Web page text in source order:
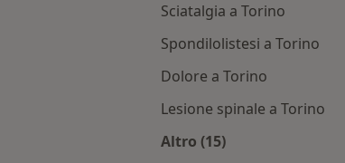
Sciatalgia a Torino
Spondilolistesi a Torino
Dolore a Torino
Lesione spinale a Torino
Altro (15)